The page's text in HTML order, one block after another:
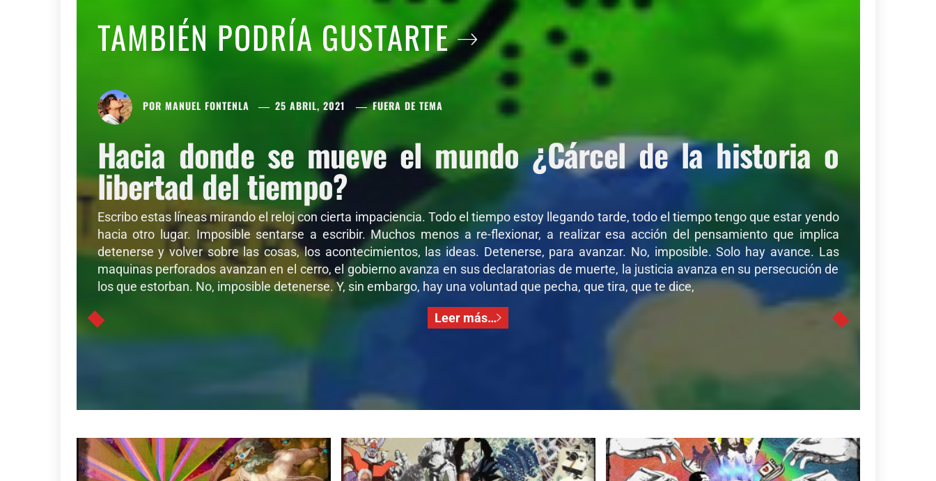
TAMBIÉN PODRÍA GUSTARTE
POR MANUEL FONTENLA 25 ABRIL, 2021 FUERA DE TEMA
Hacia donde se mueve el mundo ¿Cárcel de la historia o
libertad del tiempo?
Escribo estas líneas mirando el reloj con cierta impaciencia. Todo el tiempo estoy llegando tarde, todo el tiempo tengo que estar yendo
hacia otro lugar. Imposible sentarse a escribir. Muchos menos a re-flexionar, a realizar esa acción del pensamiento que implica
detenerse y volver sobre las cosas, los acontecimientos, las ideas. Detenerse, para avanzar. No, imposible. Solo hay avance. Las
maquinas perforados avanzan en el cerro, el gobierno avanza en sus declaratorias de muerte, la justicia avanza en su persecución de
los que estorban. No, imposible detenerse. Y, sin embargo, hay una voluntad que pecha, que tira, que te dice,
Leer más…